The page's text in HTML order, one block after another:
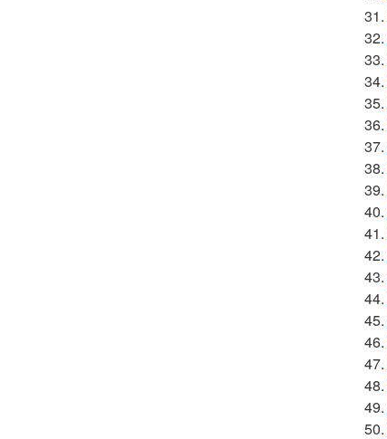
31.
32.
33.
34.
35.
36.
37.
38.
39.
40.
41.
42.
43.
44.
45.
46.
47.
48.
49.
50.